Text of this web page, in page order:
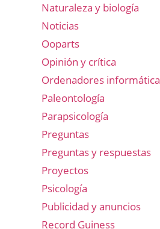
Naturaleza y biología
Noticias
Ooparts
Opinión y crítica
Ordenadores informática
Paleontología
Parapsicología
Preguntas
Preguntas y respuestas
Proyectos
Psicología
Publicidad y anuncios
Record Guiness